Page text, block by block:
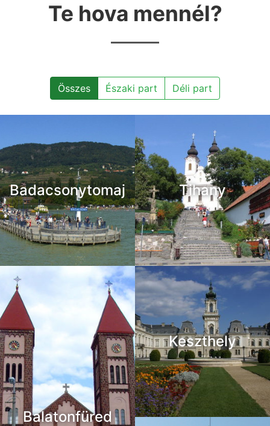
Te hova mennél?
Összes Északi part Déli part
Badacsonytomaj
Keszthely
Balatonfüred
Tihany